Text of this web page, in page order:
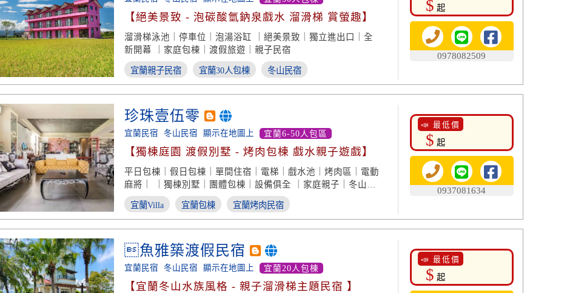
【絕美景致 - 泡碳酸氫鈉泉戲水 溜滑梯 賞螢趣】
溜滑梯泳池｜停車位｜泡湯浴缸 ｜絕美景致｜獨立進出口｜全
新開幕 ｜家庭包棟｜渡假旅遊｜親子民宿
宜蘭親子民宿 宜蘭30人包棟 冬山民宿
$ 起
0978082509
珍珠壹伍零
宜蘭民宿 冬山民宿 顯示在地圖上 宜蘭6-50人包區
【獨棟庭園 渡假別墅 - 烤肉包棟 戲水親子遊戲】
平日包棟｜假日包棟｜單間住宿｜電梯｜戲水池｜烤肉區｜電動
麻將｜ ｜獨棟別墅｜團體包棟｜設備俱全 ｜家庭親子｜冬山住
宿｜宜蘭民宿推薦
宜蘭Villa
宜蘭包棟 宜蘭烤肉民宿
📣 最低價
$ 起
0937081634
魚雅築渡假民宿
宜蘭民宿 冬山民宿 顯示在地圖上 宜蘭20人包棟
【宜蘭冬山水族風格 - 親子溜滑梯主題民宿 】
📣 最低價
$ 起